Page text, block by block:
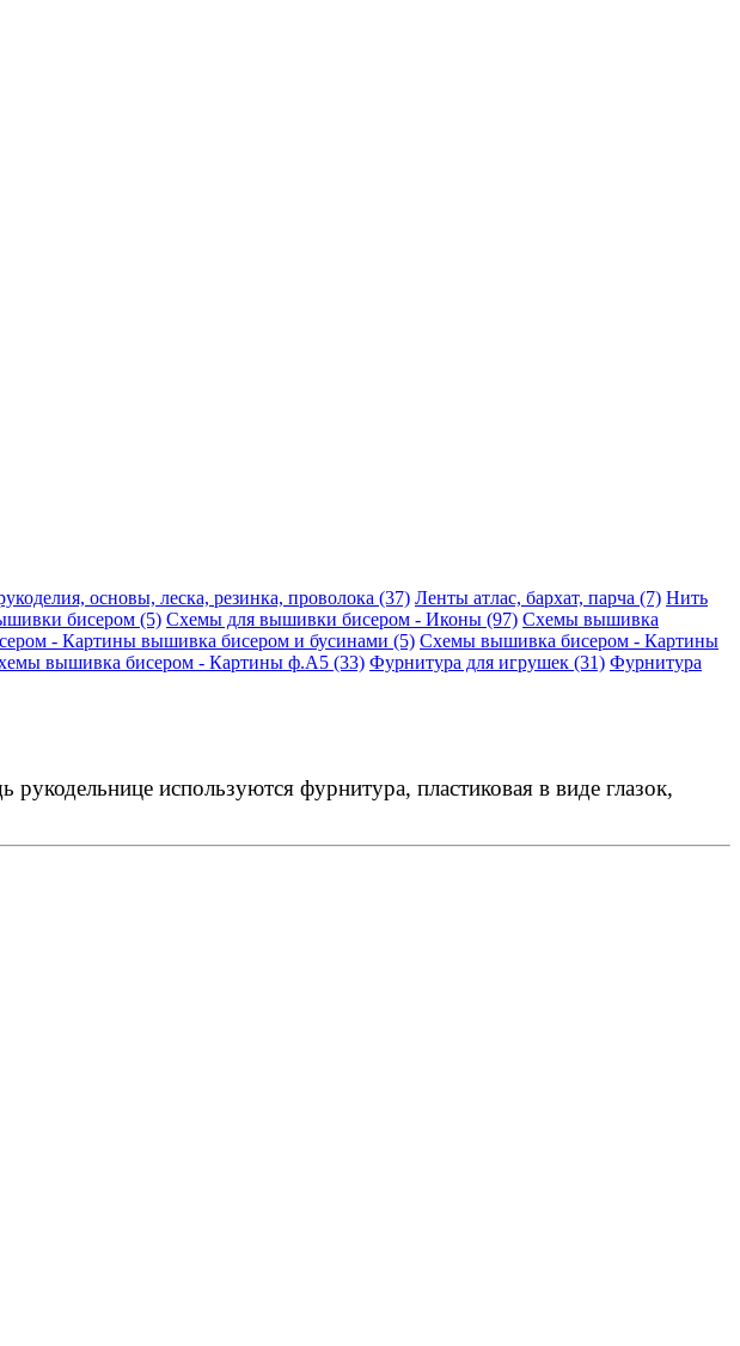
основы, леска, резинка, проволока (37) Ленты атлас, бархат, парча (7) Нить
бисером (5) Схемы для вышивки бисером - Иконы (97) Схемы вышивка
- Картины вышивка бисером и бусинами (5) Схемы вышивка бисером - Картины
вышивка бисером - Картины ф.А5 (33) Фурнитура для игрушек (31) Фурнитура
используются фурнитура, пластиковая в виде глазок,